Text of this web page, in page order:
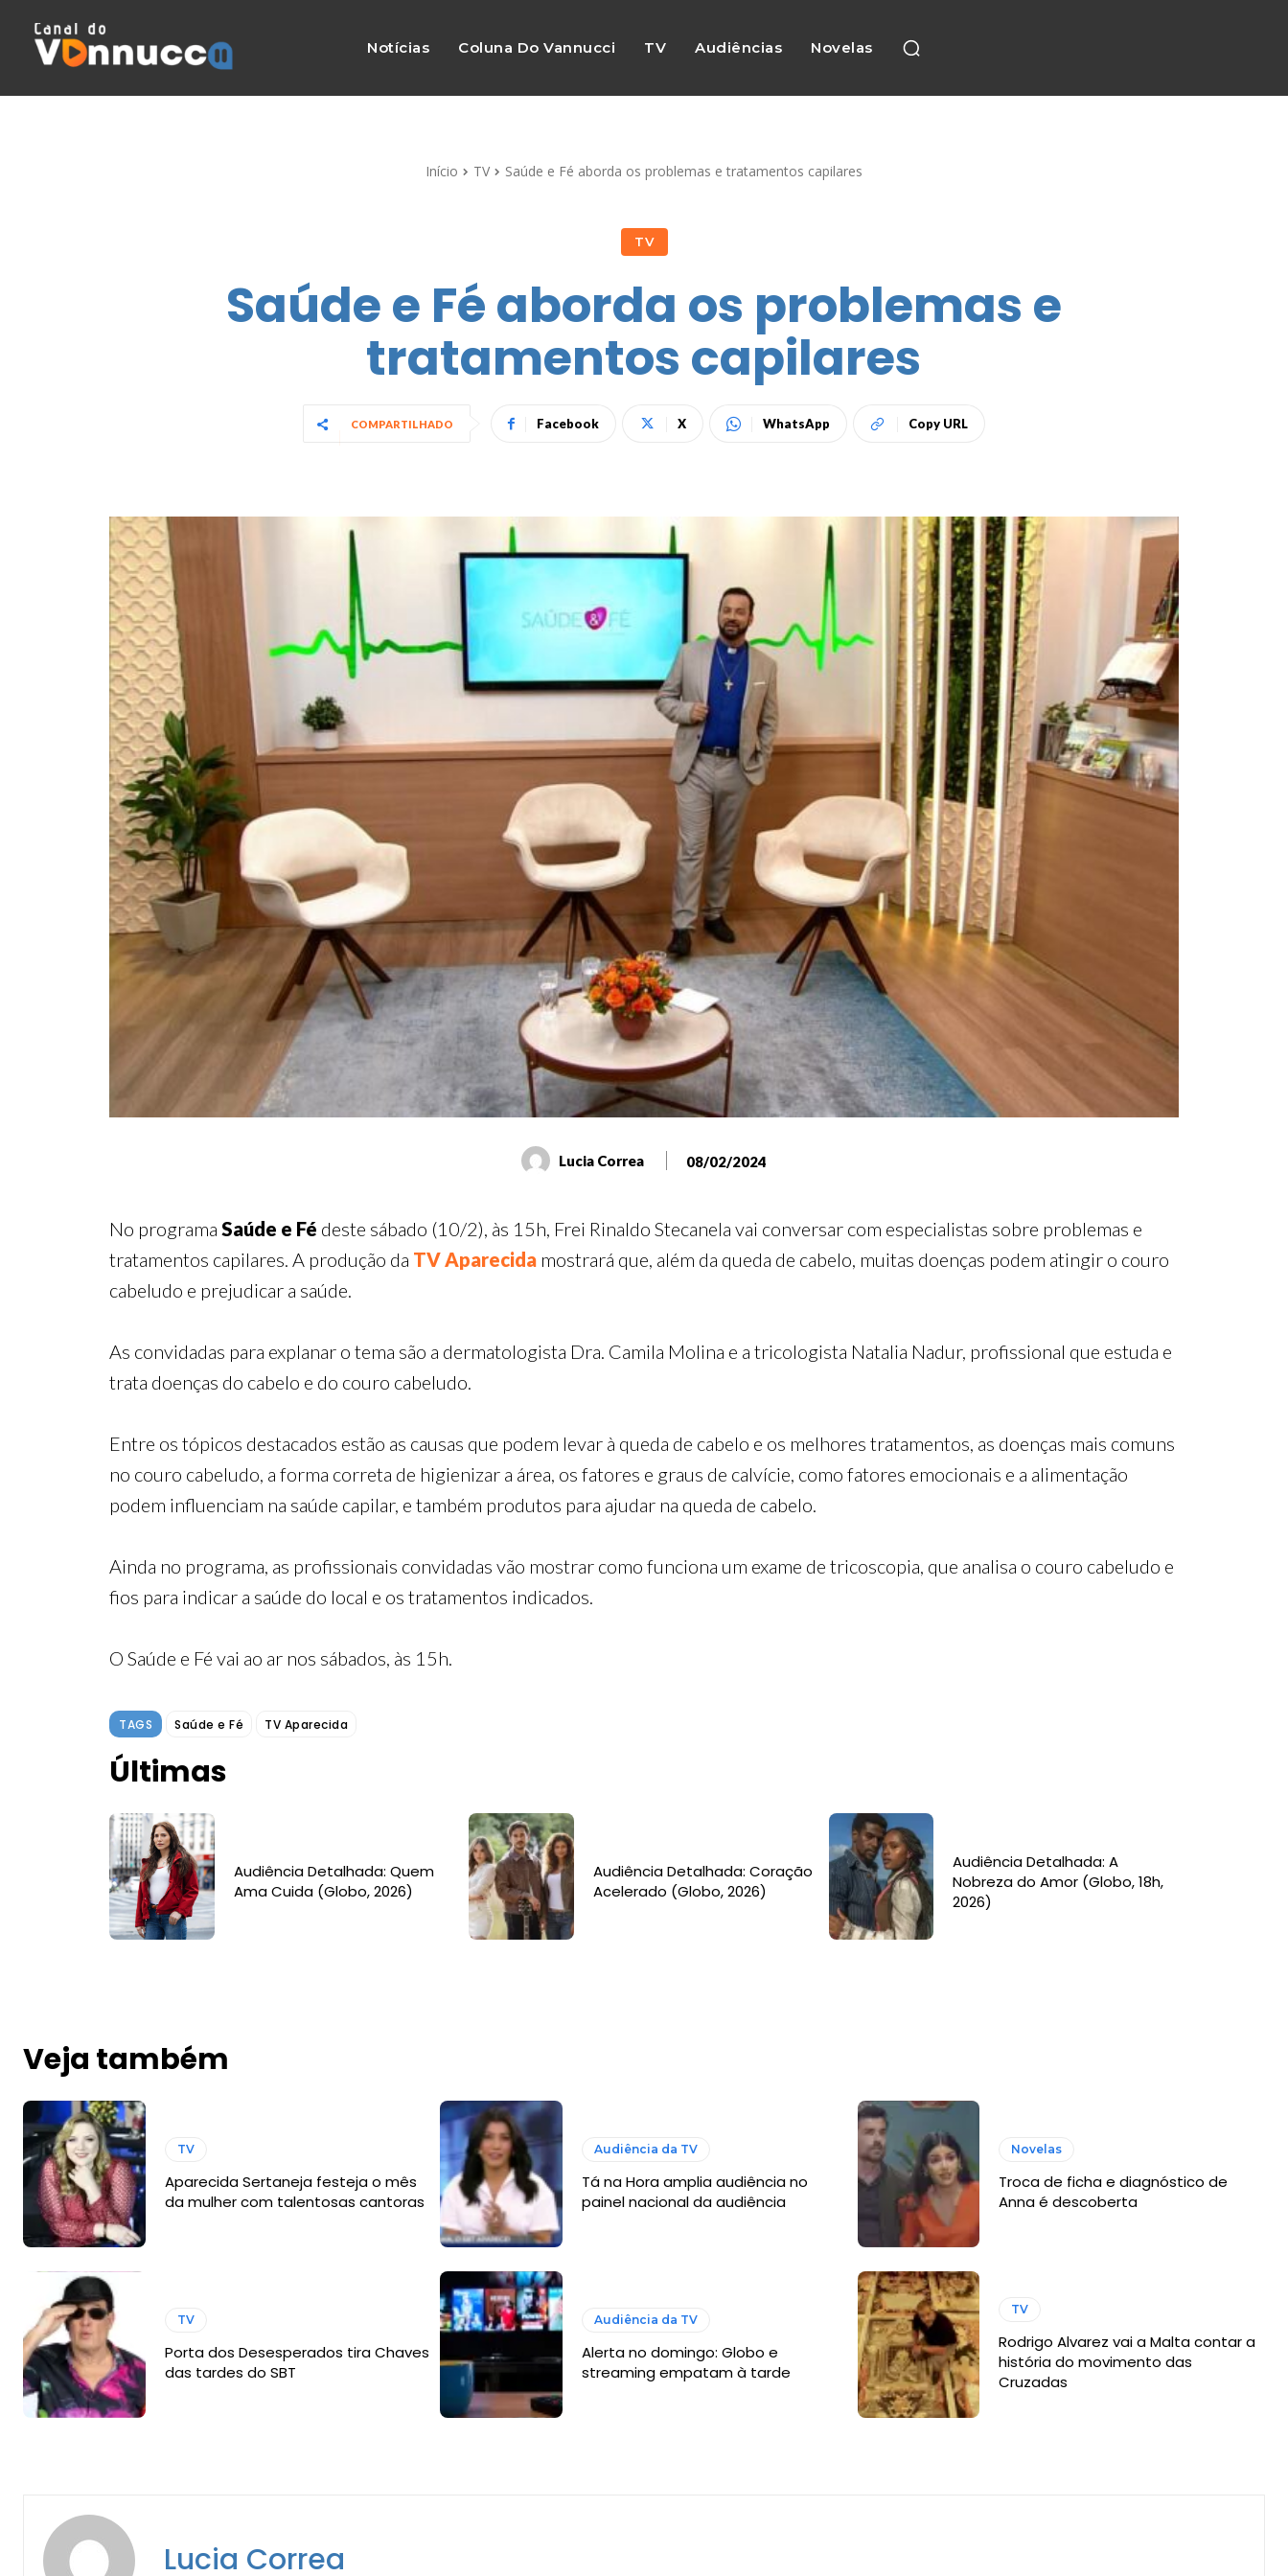
Notícias Coluna Do Vannucci TV Audiências Novelas
Início TV Saúde e Fé aborda os problemas e tratamentos capilares
TV
Saúde e Fé aborda os problemas e
tratamentos capilares
COMPARTILHADO Facebook X WhatsApp Copy URL
Lucia Correa 08/02/2024
No programa Saúde e Fé deste sábado (10/2), às 15h, Frei Rinaldo Stecanela vai conversar com especialistas sobre problemas e
tratamentos capilares. A produção da TV Aparecida mostrará que, além da queda de cabelo, muitas doenças podem atingir o couro
cabeludo e prejudicar a saúde.
As convidadas para explanar o tema são a dermatologista Dra. Camila Molina e a tricologista Natalia Nadur, profissional que estuda e
trata doenças do cabelo e do couro cabeludo.
Entre os tópicos destacados estão as causas que podem levar à queda de cabelo e os melhores tratamentos, as doenças mais comuns
no couro cabeludo, a forma correta de higienizar a área, os fatores e graus de calvície, como fatores emocionais e a alimentação
podem influenciam na saúde capilar, e também produtos para ajudar na queda de cabelo.
Ainda no programa, as profissionais convidadas vão mostrar como funciona um exame de tricoscopia, que analisa o couro cabeludo e
fios para indicar a saúde do local e os tratamentos indicados.
O Saúde e Fé vai ao ar nos sábados, às 15h.
TAGS Saúde e Fé TV Aparecida
Últimas
Audiência Detalhada: Quem
Ama Cuida (Globo, 2026)
Audiência Detalhada: Coração
Acelerado (Globo, 2026)
Audiência Detalhada: A
Nobreza do Amor (Globo, 18h,
2026)
Veja também
TV
Aparecida Sertaneja festeja o mês
da mulher com talentosas cantoras
Audiência da TV
Tá na Hora amplia audiência no
painel nacional da audiência
Novelas
Troca de ficha e diagnóstico de
Anna é descoberta
TV
Porta dos Desesperados tira Chaves
das tardes do SBT
Audiência da TV
Alerta no domingo: Globo e
streaming empatam à tarde
TV
Rodrigo Alvarez vai a Malta contar a
história do movimento das
Cruzadas
Lucia Correa